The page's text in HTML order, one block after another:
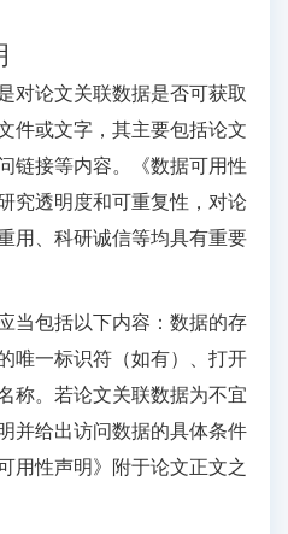
对论文关联数据是否可获取
件或文字，其主要包括论文
链接等内容。《数据可用性
究透明度和可重复性，对论
用、科研诚信等均具有重要
当包括以下内容：数据的存
唯一标识符（如有）、打开
称。若论文关联数据为不宜
并给出访问数据的具体条件
用性声明》附于论文正文之